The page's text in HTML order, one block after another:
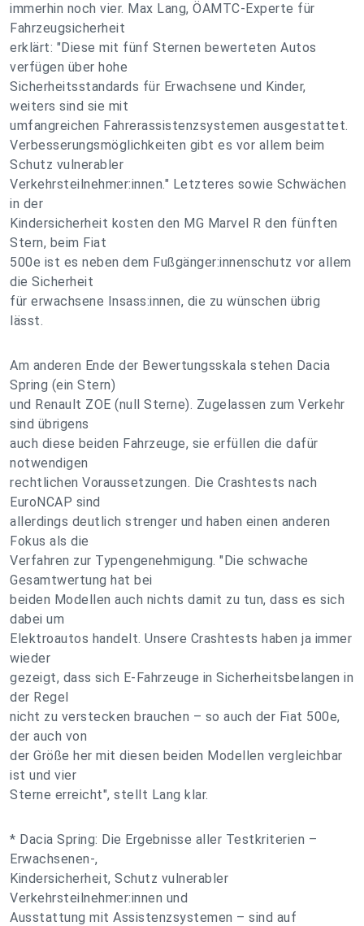
immerhin noch vier. Max Lang, ÖAMTC-Experte für
Fahrzeugsicherheit
erklärt: "Diese mit fünf Sternen bewerteten Autos
verfügen über hohe
Sicherheitsstandards für Erwachsene und Kinder,
weiters sind sie mit
umfangreichen Fahrerassistenzsystemen ausgestattet.
Verbesserungsmöglichkeiten gibt es vor allem beim
Schutz vulnerabler
Verkehrsteilnehmer:innen." Letzteres sowie Schwächen
in der
Kindersicherheit kosten den MG Marvel R den fünften
Stern, beim Fiat
500e ist es neben dem Fußgänger:innenschutz vor allem
die Sicherheit
für erwachsene Insass:innen, die zu wünschen übrig
lässt.
Am anderen Ende der Bewertungsskala stehen Dacia
Spring (ein Stern)
und Renault ZOE (null Sterne). Zugelassen zum Verkehr
sind übrigens
auch diese beiden Fahrzeuge, sie erfüllen die dafür
notwendigen
rechtlichen Voraussetzungen. Die Crashtests nach
EuroNCAP sind
allerdings deutlich strenger und haben einen anderen
Fokus als die
Verfahren zur Typengenehmigung. "Die schwache
Gesamtwertung hat bei
beiden Modellen auch nichts damit zu tun, dass es sich
dabei um
Elektroautos handelt. Unsere Crashtests haben ja immer
wieder
gezeigt, dass sich E-Fahrzeuge in Sicherheitsbelangen in
der Regel
nicht zu verstecken brauchen – so auch der Fiat 500e,
der auch von
der Größe her mit diesen beiden Modellen vergleichbar
ist und vier
Sterne erreicht", stellt Lang klar.
* Dacia Spring: Die Ergebnisse aller Testkriterien –
Erwachsenen-,
Kindersicherheit, Schutz vulnerabler
Verkehrsteilnehmer:innen und
Ausstattung mit Assistenzsystemen – sind auf